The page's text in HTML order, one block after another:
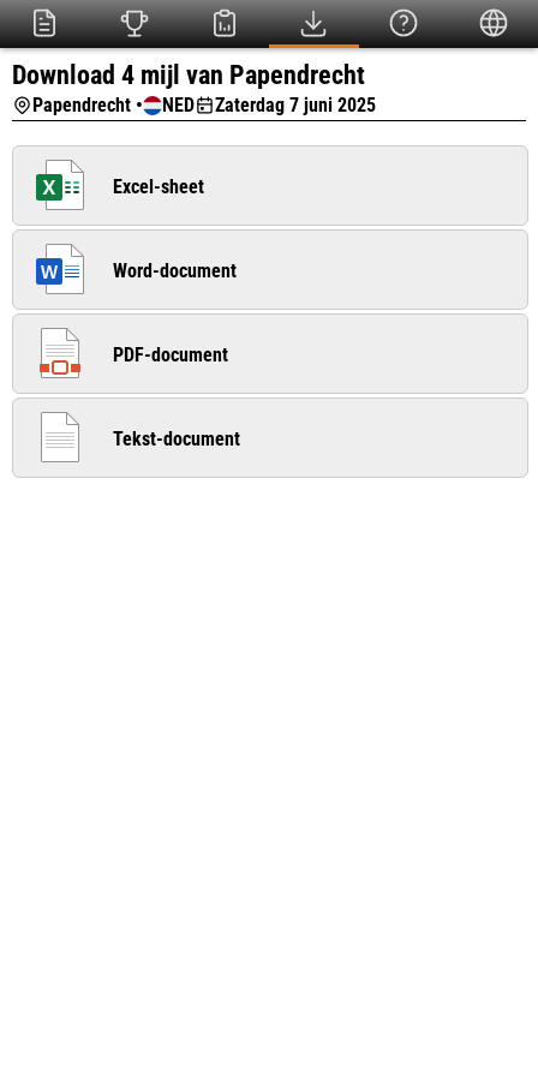
Download 4 mijl van Papendrecht
Papendrecht • NED Zaterdag 7 juni 2025
Excel-sheet
Word-document
PDF-document
Tekst-document